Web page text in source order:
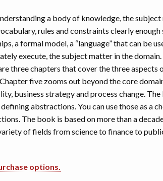
a body of knowledge, the
rules and constraints clearly enough
a formal model, a “language” that can be
execute, the subject matter in the
three chapters that cover the three aspects
five zooms out beyond the core
business strategy and process change.
abstractions. You can use those as a
The book is based on more than a
of fields from science to finance to
options.